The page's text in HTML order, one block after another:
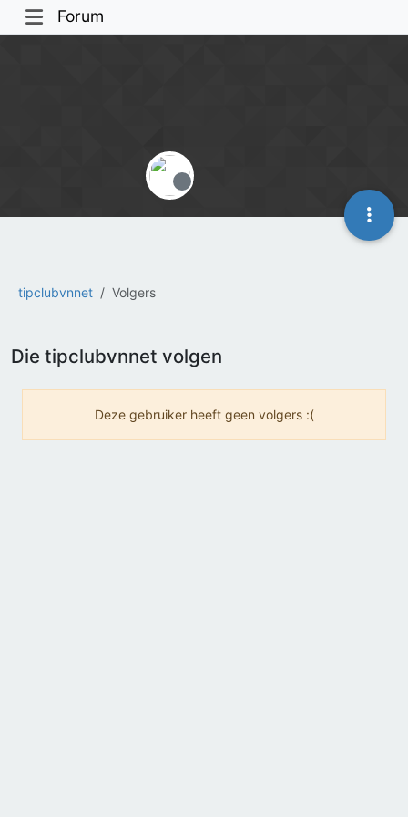
Forum
tipclubvnnet Volgers
Offline
Die tipclubvnnet volgen
Deze gebruiker heeft geen volgers :(